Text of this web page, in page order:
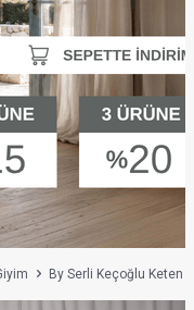
By Serli Keçoğlu Keten